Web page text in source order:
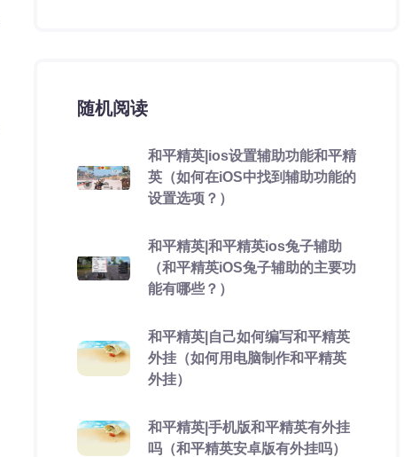
随机阅读
和平精英|ios设置辅助功能和平精
英（如何在iOS中找到辅助功能的
设置选项？）
和平精英|和平精英ios兔子辅助
（和平精英iOS兔子辅助的主要功
能有哪些？）
和平精英|自己如何编写和平精英
外挂（如何用电脑制作和平精英
外挂）
和平精英|手机版和平精英有外挂
吗（和平精英安卓版有外挂吗）